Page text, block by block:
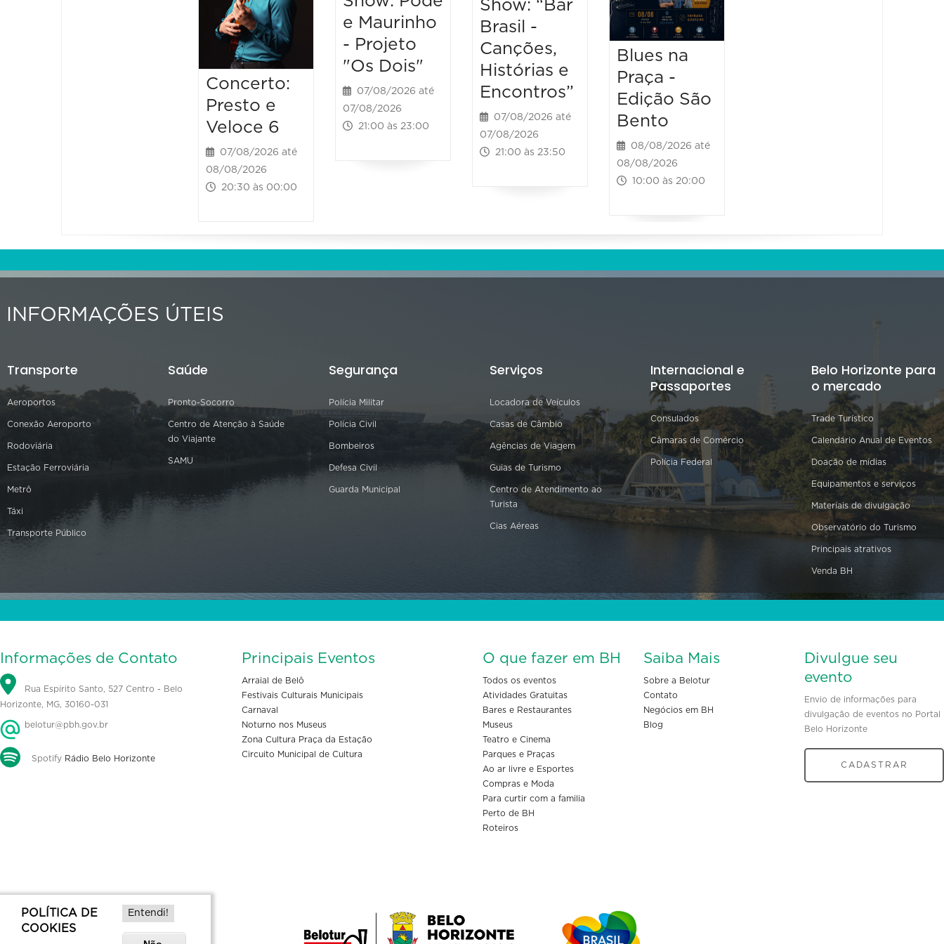
Concerto:
Presto e
Veloce 6
07/08/2026 até
08/08/2026
20:30 às 00:00
e Maurinho
- Projeto
"Os Dois"
07/08/2026 até
07/08/2026
21:00 às 23:00
Show: “Bar
Brasil -
Canções,
Histórias e
Encontros”
07/08/2026 até
07/08/2026
21:00 às 23:50
Blues na
Praça -
Edição São
Bento
08/08/2026 até
08/08/2026
10:00 às 20:00
INFORMAÇÕES ÚTEIS
Transporte
Aeroportos
Conexão Aeroporto
Rodoviária
Estação Ferroviária
Metrô
Táxi
Transporte Público
Saúde
Pronto-Socorro
Centro de Atenção à Saúde
do Viajante
SAMU
Segurança
Polícia Militar
Polícia Civil
Bombeiros
Defesa Civil
Guarda Municipal
Serviços
Locadora de Veículos
Casas de Câmbio
Agências de Viagem
Guias de Turismo
Centro de Atendimento ao
Turista
Cias Aéreas
Internacional e
Passaportes
Consulados
Câmaras de Comércio
Polícia Federal
Belo Horizonte para
o mercado
Trade Turístico
Calendário Anual de Eventos
Doação de mídias
Equipamentos e serviços
Materiais de divulgação
Observatório do Turismo
Principais atrativos
Venda BH
Informações de Contato
Rua Espírito Santo, 527 Centro - Belo
Horizonte, MG, 30160-031
belotur@pbh.gov.br
Spotify Rádio Belo Horizonte
Principais Eventos
Arraial de Belô
Festivais Culturais Municipais
Carnaval
Noturno nos Museus
Zona Cultura Praça da Estação
Circuito Municipal de Cultura
O que fazer em BH
Todos os eventos
Atividades Gratuitas
Bares e Restaurantes
Museus
Teatro e Cinema
Parques e Praças
Ao ar livre e Esportes
Compras e Moda
Para curtir com a familia
Perto de BH
Roteiros
Saiba Mais
Sobre a Belotur
Contato
Negócios em BH
Blog
Divulgue seu
evento
Envio de informações para
divulgação de eventos no Portal
Belo Horizonte
CADASTRAR
POLÍTICA DE
COOKIES
Entendi!